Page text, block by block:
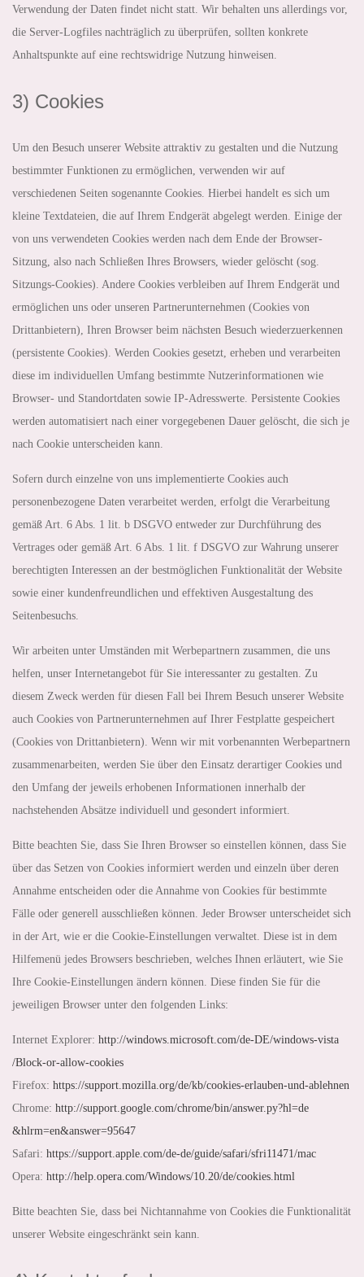
Verwendung der Daten findet nicht statt. Wir behalten uns allerdings vor,
die Server-Logfiles nachträglich zu überprüfen, sollten konkrete
Anhaltspunkte auf eine rechtswidrige Nutzung hinweisen.
3) Cookies
Um den Besuch unserer Website attraktiv zu gestalten und die Nutzung
bestimmter Funktionen zu ermöglichen, verwenden wir auf
verschiedenen Seiten sogenannte Cookies. Hierbei handelt es sich um
kleine Textdateien, die auf Ihrem Endgerät abgelegt werden. Einige der
von uns verwendeten Cookies werden nach dem Ende der Browser-
Sitzung, also nach Schließen Ihres Browsers, wieder gelöscht (sog.
Sitzungs-Cookies). Andere Cookies verbleiben auf Ihrem Endgerät und
ermöglichen uns oder unseren Partnerunternehmen (Cookies von
Drittanbietern), Ihren Browser beim nächsten Besuch wiederzuerkennen
(persistente Cookies). Werden Cookies gesetzt, erheben und verarbeiten
diese im individuellen Umfang bestimmte Nutzerinformationen wie
Browser- und Standortdaten sowie IP-Adresswerte. Persistente Cookies
werden automatisiert nach einer vorgegebenen Dauer gelöscht, die sich je
nach Cookie unterscheiden kann.
Sofern durch einzelne von uns implementierte Cookies auch
personenbezogene Daten verarbeitet werden, erfolgt die Verarbeitung
gemäß Art. 6 Abs. 1 lit. b DSGVO entweder zur Durchführung des
Vertrages oder gemäß Art. 6 Abs. 1 lit. f DSGVO zur Wahrung unserer
berechtigten Interessen an der bestmöglichen Funktionalität der Website
sowie einer kundenfreundlichen und effektiven Ausgestaltung des
Seitenbesuchs.
Wir arbeiten unter Umständen mit Werbepartnern zusammen, die uns
helfen, unser Internetangebot für Sie interessanter zu gestalten. Zu
diesem Zweck werden für diesen Fall bei Ihrem Besuch unserer Website
auch Cookies von Partnerunternehmen auf Ihrer Festplatte gespeichert
(Cookies von Drittanbietern). Wenn wir mit vorbenannten Werbepartnern
zusammenarbeiten, werden Sie über den Einsatz derartiger Cookies und
den Umfang der jeweils erhobenen Informationen innerhalb der
nachstehenden Absätze individuell und gesondert informiert.
Bitte beachten Sie, dass Sie Ihren Browser so einstellen können, dass Sie
über das Setzen von Cookies informiert werden und einzeln über deren
Annahme entscheiden oder die Annahme von Cookies für bestimmte
Fälle oder generell ausschließen können. Jeder Browser unterscheidet sich
in der Art, wie er die Cookie-Einstellungen verwaltet. Diese ist in dem
Hilfemenü jedes Browsers beschrieben, welches Ihnen erläutert, wie Sie
Ihre Cookie-Einstellungen ändern können. Diese finden Sie für die
jeweiligen Browser unter den folgenden Links:
Internet Explorer: http://windows.microsoft.com/de-DE/windows-vista
/Block-or-allow-cookies
Firefox: https://support.mozilla.org/de/kb/cookies-erlauben-und-ablehnen
Chrome: http://support.google.com/chrome/bin/answer.py?hl=de
&hlrm=en&answer=95647
Safari: https://support.apple.com/de-de/guide/safari/sfri11471 /mac
Opera: http://help.opera.com/Windows/10.20/de/cookies.html
Bitte beachten Sie, dass bei Nichtannahme von Cookies die Funktionalität
unserer Website eingeschränkt sein kann.